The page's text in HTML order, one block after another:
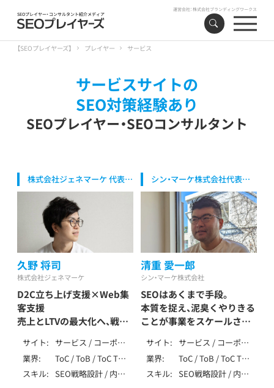
SEOプレイヤー・コンサルタント紹介メディア
運営会社： 株式会社ブランディングワークス
【SEOプレイヤーズ】 プレイヤー サービス
サービスサイトの
SEO対策経験あり
SEOプレイヤー・SEOコンサルタント
株式会社ジェネマーケ 代表取
締役
久野 将司
株式会社ジェネマーケ
D2C立ち上げ支援×Web集
客支援
売上とLTVの最大化へ、戦略
久野 将司/ Kuno Masashi
サイト
サービス / コーポレ
ート / ローカル / メ
ディア / アフィリエ
イト / EC / ポータ
業界
ToC / ToB / ToC ToB
/ マーケティング・
IT・テクノロジー /
スキル
SEO戦略設計 / 内部
シン・マーケ株式会社代表取
締役/代表マーケター
清重 愛一郎
シン・マーケ株式会社
SEOはあくまで手段。
本質を捉え、泥臭くやりきる
ことが事業をスケールさせ
清重 愛一郎 / Kiyoshige
Aiichiro
サイト
サービス / コーポレ
ート / ローカル / メ
ディア / アフィリエ
イト / EC / ポータ
業界
ToC / ToB / ToC ToB
/ マーケティング・
IT・テクノロジー /
スキル
SEO戦略設計 / 内部